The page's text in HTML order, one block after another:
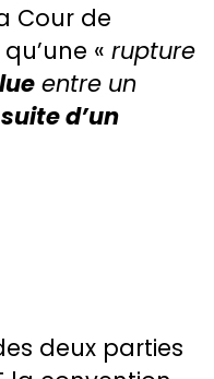
Cour de
« rupture
entre un
d’un
deux parties